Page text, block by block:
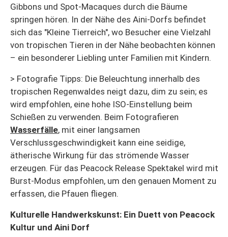
Gibbons und Spot-Macaques durch die Bäume
springen hören. In der Nähe des Aini-Dorfs befindet
sich das "Kleine Tierreich", wo Besucher eine Vielzahl
von tropischen Tieren in der Nähe beobachten können
– ein besonderer Liebling unter Familien mit Kindern.
> Fotografie Tipps: Die Beleuchtung innerhalb des
tropischen Regenwaldes neigt dazu, dim zu sein; es
wird empfohlen, eine hohe ISO-Einstellung beim
Schießen zu verwenden. Beim Fotografieren
Wasserfälle, mit einer langsamen
Verschlussgeschwindigkeit kann eine seidige,
ätherische Wirkung für das strömende Wasser
erzeugen. Für das Peacock Release Spektakel wird mit
Burst-Modus empfohlen, um den genauen Moment zu
erfassen, die Pfauen fliegen.
Kulturelle Handwerkskunst: Ein Duett von Peacock
Kultur und Aini Dorf